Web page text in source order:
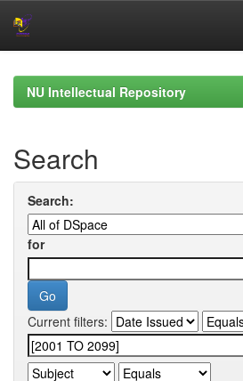
navigationNU Intellectual Repository
Search
Search:
for
Current filters: